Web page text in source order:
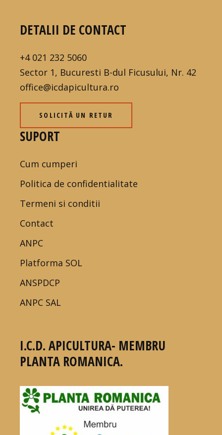
DETALII DE CONTACT
+4 021 232 5060
Sector 1, Bucuresti B-dul Ficusului, Nr. 42
office@icdapicultura.ro
SOLICITĂ UN RETUR
SUPORT
Cum cumperi
Politica de confidentialitate
Termeni si conditii
Contact
ANPC
Platforma SOL
ANSPDCP
ANPC SAL
I.C.D. APICULTURA- MEMBRU
PLANTA ROMANICA.